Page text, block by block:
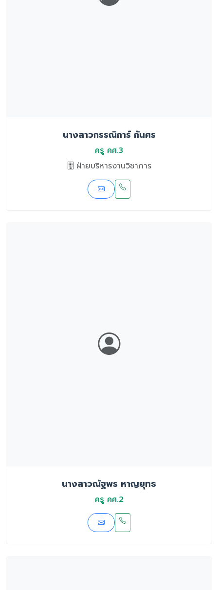
นางสาวกรรณิการ์ กันศร
ครู คศ.3
ฝ่ายบริหารงานวิชาการ
นางสาวณัฐพร หาญยุทธ
ครู คศ.2